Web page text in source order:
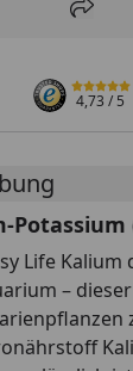
Teilen
4,73/ 5
Potassium
Life
–